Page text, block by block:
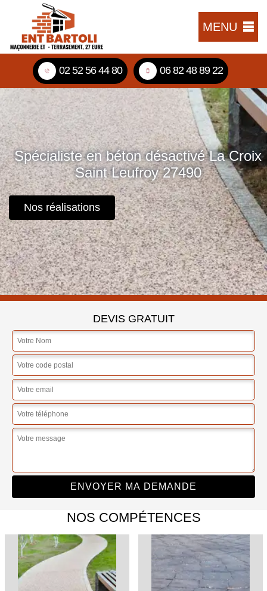
MENU
02 52 56 44 80 06 82 48 89 22
Spécialiste en béton désactivé La Croix
Saint Leufroy 27490
Nos réalisations
DEVIS GRATUIT
NOS COMPÉTENCES